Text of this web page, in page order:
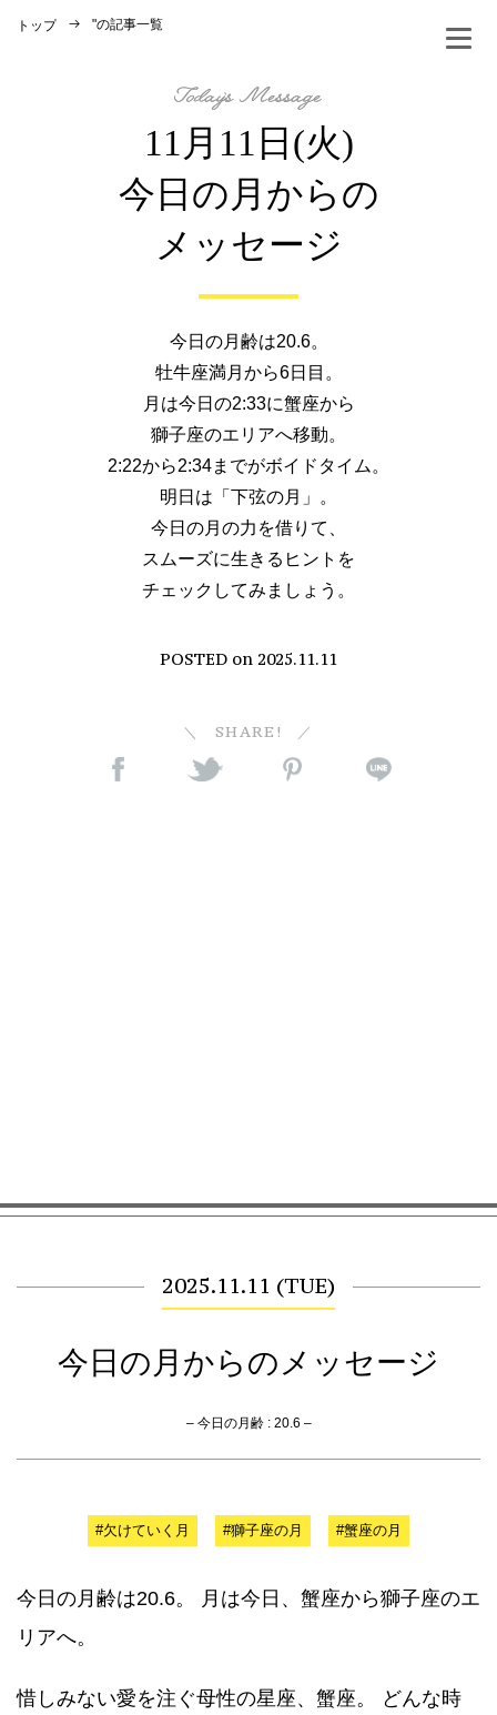
トップ "の記事一覧
11月11日(火)
今日の月からの
メッセージ
今日の月齢は20.6。
牡牛座満月から6日目。
月は今日の2:33に蟹座から
獅子座のエリアへ移動。
2:22から2:34までがボイドタイム。
明日は「下弦の月」。
今日の月の力を借りて、
スムーズに生きるヒントを
チェックしてみましょう。
POSTED on 2025.11.11
SHARE!
2025.11.11 (TUE)
今日の月からのメッセージ
– 今日の月齢 : 20.6 –
#欠けていく月 #獅子座の月 #蟹座の月
今日の月齢は20.6。 月は今日、蟹座から獅子座のエ
リアへ。
惜しみない愛を注ぐ母性の星座、蟹座。 どんな時